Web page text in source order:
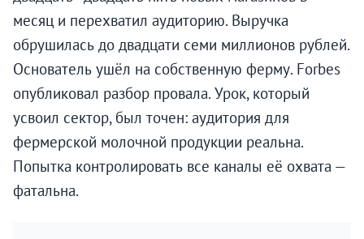
месяц и перехватил аудиторию. Выручка
обрушилась до двадцати семи миллионов рублей.
Основатель ушёл на собственную ферму. Forbes
опубликовал разбор провала. Урок, который
усвоил сектор, был точен: аудитория для
фермерской молочной продукции реальна.
Попытка контролировать все каналы её охвата —
фатальна.